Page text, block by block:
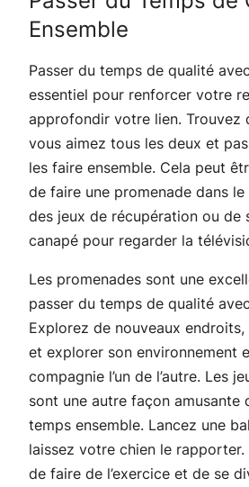
Ensemble
Passer du temps de qualité
essentiel pour renforcer votre
approfondir votre lien. Trouvez
vous aimez tous les deux et
les faire ensemble. Cela peut
de faire une promenade dans
des jeux de récupération ou de
canapé pour regarder la
Les promenades sont une
passer du temps de qualité
Explorez de nouveaux
et explorer son environnement
compagnie l’un de l’autre. Les
sont une autre façon amusante
temps ensemble. Lancez une
laissez votre chien le
de faire de l’exercice et de se